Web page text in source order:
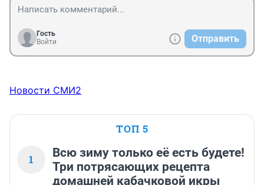
Гость
Войти
Отправить
Новости СМИ2
ТОП 5
1
Всю зиму только её есть будете!
Три потрясающих рецепта
домашней кабачковой икры